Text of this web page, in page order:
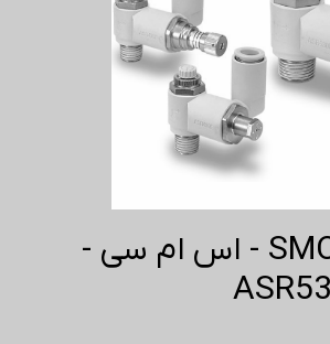
فلو رگلاتور SMC - اس ام سی -